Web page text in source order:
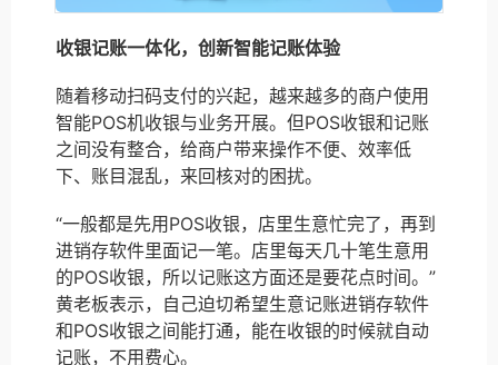
收银记账一体化，创新智能记账体验
随着移动扫码支付的兴起，越来越多的商户使用
智能POS机收银与业务开展。但POS收银和记账
之间没有整合，给商户带来操作不便、效率低
下、账目混乱，来回核对的困扰。
“一般都是先用POS收银，店里生意忙完了，再到
进销存软件里面记一笔。店里每天几十笔生意用
的POS收银，所以记账这方面还是要花点时间。”
黄老板表示，自己迫切希望生意记账进销存软件
和POS收银之间能打通，能在收银的时候就自动
记账，不用费心。